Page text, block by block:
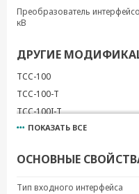
Преобразователь
кВ
ДРУГИЕ
TCC-100
TCC-100-T
TCC-100I-T
ПОКАЗАТЬ ВСЕ
ОСНОВНЫЕ
Тип входного интерфейса